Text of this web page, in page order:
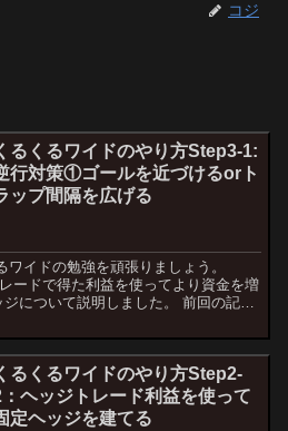
コジ
るくるワイドのやり方Step3-1:
行対策①ゴールを近づけるorト
ップ間隔を広げる
イドの勉強を頑張りましょう。
ードで得た利益を使ってより資金を増
について説明しました。 前回の記事
るくるワイドのやり方Step2-
ヘッジトレード利益を使って
定ヘッジを建てる